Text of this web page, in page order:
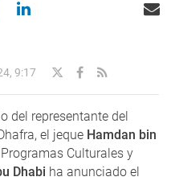
9:17
del representante del
el jeque Hamdan bin
Culturales y
Dhabi ha anunciado el